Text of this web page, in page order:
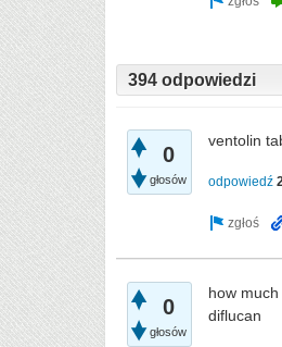
394 odpowiedzi
0
głosów
ventolin
odpowiedź
0
głosów
how
diflucan